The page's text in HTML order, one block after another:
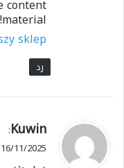
وتؤكد على دور
الجادة في تحقيق
بالتدريب وريادة
في العالم عامة ،
المكتب في هذا
الندوة بالعمل
بالشباب.
content
material!
sklep
رد
ي
ق
Kuwin
:
16/11/2025 الساعة 17:44